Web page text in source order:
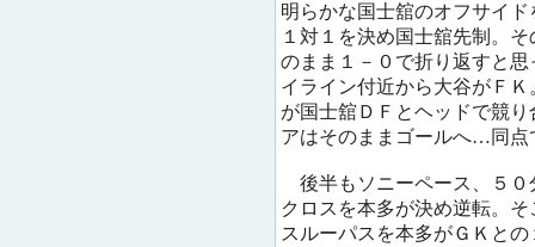
明らかな国士舘のオフサイ
１対１を決め国士舘先制。
のまま１－０で折り返すと
イライン付近から大谷がＦ
が国士舘ＤＦとヘッドで競
アはそのままゴールへ…同点
後半もソニーペース、５０
クロスを本多が決め逆転。
スルーパスを本多がＧＫと